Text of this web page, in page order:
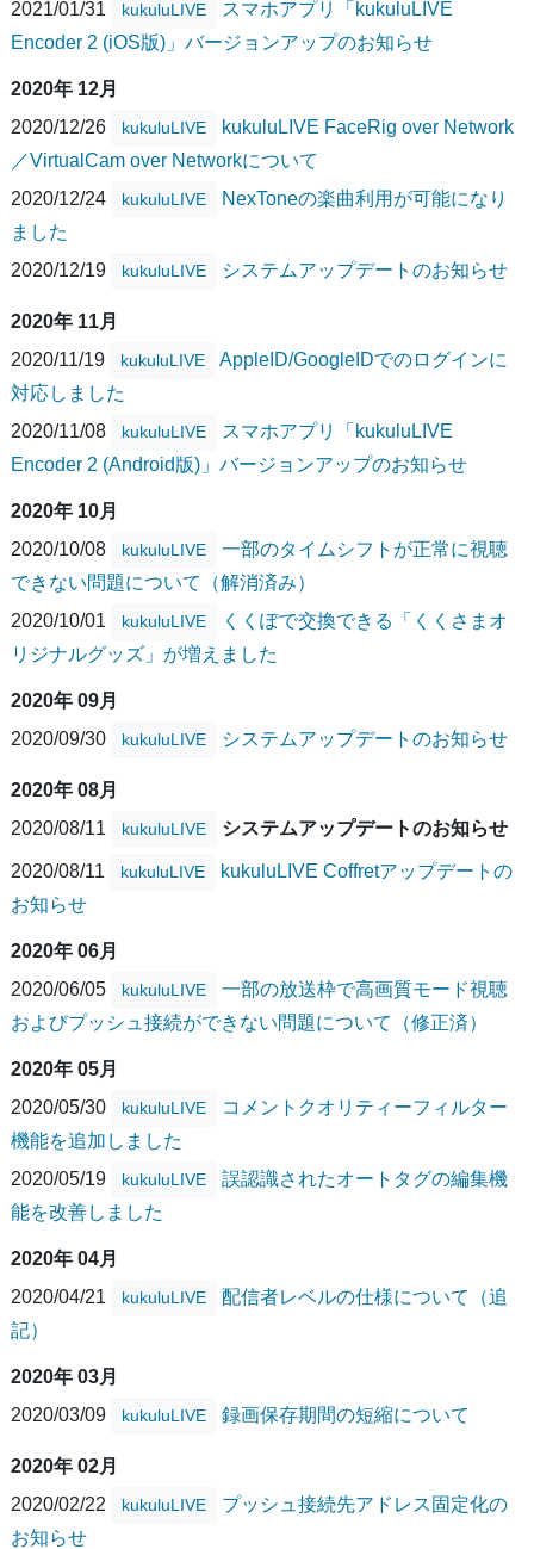
2021/01/31 kukuluLIVE
スマホアプリ「kukuluLIVE
Encoder 2 (iOS版)」バージョンアップのお知らせ
2020年 12月
2020/12/26
kukuluLIVE
kukuluLIVE FaceRig over Network
／VirtualCam over Networkについて
2020/12/24
kukuluLIVE
NexToneの楽曲利用が可能になり
ました
2020/12/19
kukuluLIVE システムアップデートのお知らせ
2020年 11月
2020/11/19
kukuluLIVE
AppleID/GoogleIDでのログインに
対応しました
2020/11/08
kukuluLIVE
スマホアプリ「kukuluLIVE
Encoder 2 (Android版)」バージョンアップのお知らせ
2020年 10月
2020/10/08
kukuluLIVE
一部のタイムシフトが正常に視聴
できない問題について（解消済み）
2020/10/01
kukuluLIVE
くくぽで交換できる「くくさまオ
リジナルグッズ」が増えました
2020年 09月
2020/09/30
kukuluLIVE システムアップデートのお知らせ
2020年 08月
2020/08/11
kukuluLIVE システムアップデートのお知らせ
2020/08/11 kukuluLIVE
kukuluLIVE Coffretアップデートの
お知らせ
2020年 06月
2020/06/05
kukuluLIVE
一部の放送枠で高画質モード視聴
およびプッシュ接続ができない問題について（修正済）
2020年 05月
2020/05/30
kukuluLIVE
コメントクオリティーフィルター
機能を追加しました
2020/05/19
kukuluLIVE
誤認識されたオートタグの編集機
能を改善しました
2020年 04月
2020/04/21
kukuluLIVE
配信者レベルの仕様について（追
記）
2020年 03月
2020/03/09
kukuluLIVE 録画保存期間の短縮について
2020年 02月
2020/02/22
kukuluLIVE
プッシュ接続先アドレス固定化の
お知らせ